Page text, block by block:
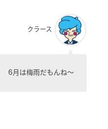
クラース
6月は梅雨だもんね〜